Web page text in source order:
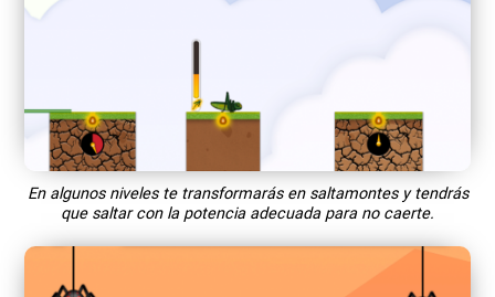
En algunos niveles te transformarás en saltamontes y tendrás
que saltar con la potencia adecuada para no caerte.